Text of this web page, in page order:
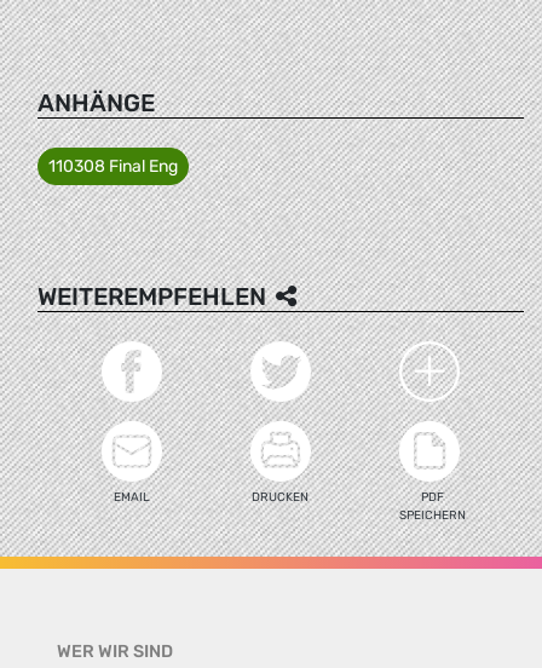
ANHÄNGE
110308 Final Eng
WEITEREMPFEHLEN
EMAIL DRUCKEN
PDF
SPEICHERN
WER WIR SIND